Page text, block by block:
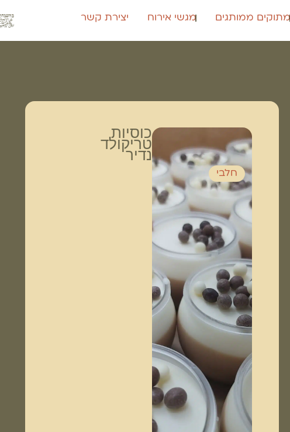
מתוקים ממותגים מגשי אירוח יצירת קשר
חלבי
כוסיות
טריקולד
נדיר